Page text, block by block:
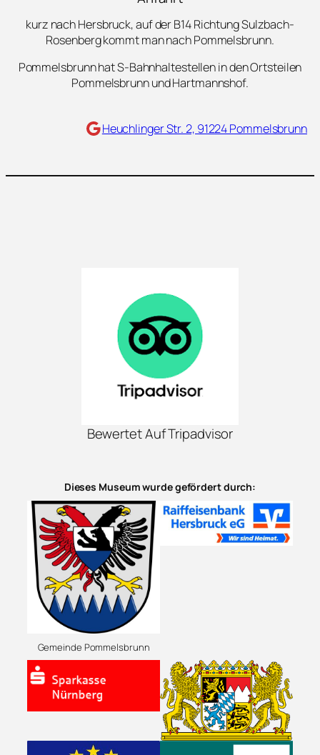
kurz nach Hersbruck, auf der B14 Richtung Sulzbach-
Rosenberg kommt man nach Pommelsbrunn.
Pommelsbrunn hat S-Bahnhaltestellen in den Ortsteilen
Pommelsbrunn und Hartmannshof.
Maps Heuchlinger Str. 2, 91224 Pommelsbrunn
Bewertet Auf Tripadvisor
Dieses Museum wurde gefördert durch:
Gemeinde Pommelsbrunn